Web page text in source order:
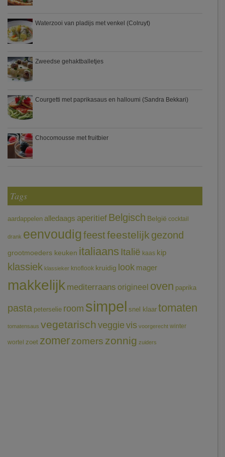
Waterzooi van pladijs met venkel (Colruyt)
Zweedse gehaktballetjes
Courgetti met paprikasaus en halloumi (Sandra Bekkari)
Chocomousse met fruitbier
Tags
aardappelen alledaags aperitief Belgisch België cocktail
drank eenvoudigfeestfeestelijk gezond
grootmoeders keuken italiaans Italië kaas kip
klassiek klassieker knoflook kruidig look mager
makkelijk mediterraans origineel oven paprika
pasta peterselie room simpel snel klaar tomaten
tomatensaus vegetarischveggie vis voorgerecht winter
wortel zoet zomerzomers zonnig zuiders